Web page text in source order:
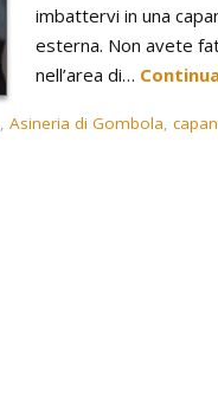
imbattervi in una
esterna. Non avete
nell’area di…
, Asineria di Gombola,